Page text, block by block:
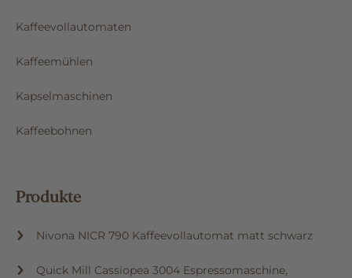
Kaffeevollautomaten
Kaffeemühlen
Kapselmaschinen
Kaffeebohnen
Produkte
Nivona NICR 790 Kaffeevollautomat matt schwarz
Quick Mill Cassiopea 3004 Espressomaschine,